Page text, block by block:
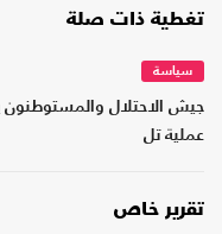
تغطية ذات صلة
سياسة
جيش الاحتلال والمستوطنون
عملية تل
تقرير خاص